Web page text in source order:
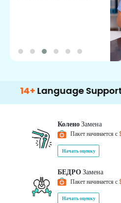
Language Support
КоленоЗамена
Пакет начинается с
Начать оценку
БЕДРОЗамена
Пакет начинается с
Начать оценку